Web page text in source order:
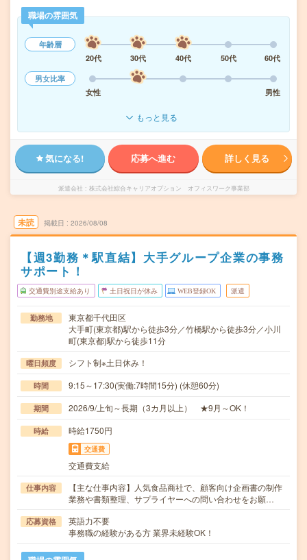
職場の雰囲気
年齢層
20代
30代 40代 50代
60代
男女比率
女性
男性
もっと見る
気になる! 応募へ進む 詳しく見る
派遣会社 株式会社綜合キャリアオプション オフィスワーク事業部
未読 掲載日 2026/08/08
【週3勤務＊駅直結】大手グループ企業の事務
サポート！
交通費別途支給あり 土日祝日が休み WEB登録OK 派遣
勤務地
東京都千代田区
大手町(東京都)駅から徒歩3分／竹橋駅から徒歩3分／小川
町(東京都)駅から徒歩11分
曜日頻度 シフト制※土日休み！
時間 9:15～17:30(実働:7時間15分) (休憩60分)
期間 2026/9/上旬～長期（3カ月以上） ★9月～OK！
時給 時給1750円
交通費
交通費支給
仕事内容
【主な仕事内容】人気食品商社で、顧客向け企画書の制作
業務や書類整理、サプライヤーへの問い合わせをお願…
応募資格
英語力不要
事務職の経験がある方 業界未経験OK！